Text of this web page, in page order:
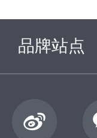
品牌站点